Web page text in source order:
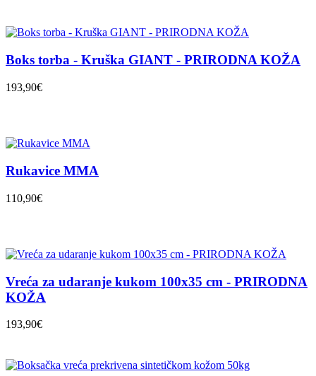
Boks torba - Kruška GIANT - PRIRODNA KOŽA
193,90€
Rukavice MMA
110,90€
Vreća za udaranje kukom 100x35 cm - PRIRODNA
KOŽA
193,90€